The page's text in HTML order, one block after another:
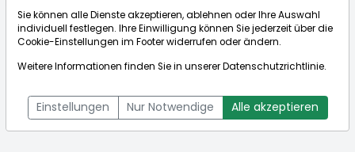
US7415111092]
Aktienkurse
Bid:175,018$Ask:181,241$
Sie können alle Dienste akzeptieren, ablehnen oder Ihre Auswahl
individuell festlegen. Ihre Einwilligung können Sie jederzeit über die
Cookie-Einstellungen im Footer widerrufen oder ändern.
Weitere Informationen finden Sie in unsererDatenschutzrichtlinie.
Einstellungen Nur Notwendige Alle akzeptieren